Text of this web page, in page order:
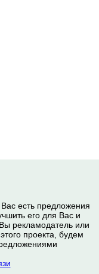
есть предложения
его для Вас и
рекламодатель или
проекта, будем